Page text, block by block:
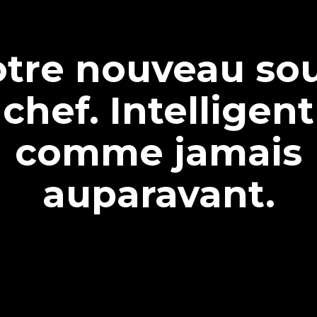
nouveau
chef. Intelligent
comme jamais
auparavant.